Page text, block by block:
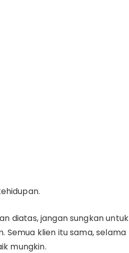
diatas, jangan sungkan untuk
Semua klien itu sama, selama
mungkin.